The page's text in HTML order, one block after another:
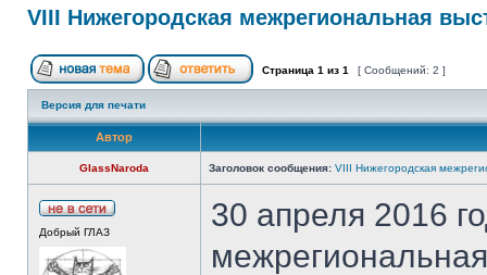
VIII Нижегородская межрегиональная
Страница 1 из 1 [ Сообщений: 2 ]
Версия для печати
Автор
GlassNaroda Заголовок сообщения: VIII Нижегородская
Добрый ГЛАЗ
30 апреля 2016